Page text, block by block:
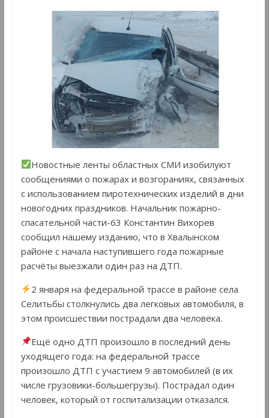
Новостные ленты областных СМИ изобилуют
сообщениями о пожарах и возгораниях, связанных
с использованием пиротехнических изделий в дни
новогодних праздников. Начальник пожарно-
спасательной части-63 Константин Вихорев
сообщил нашему изданию, что в Хвалынском
районе с начала наступившего года пожарные
расчёты выезжали один раз на ДТП.
2 января на федеральной трассе в районе села
Селитьбы столкнулись два легковых автомобиля, в
этом происшествии пострадали два человека.
Ещё одно ДТП произошло в последний день
уходящего года: на федеральной трассе
произошло ДТП с участием 9 автомобилей (в их
числе грузовики-большегрузы). Пострадал один
человек, который от госпитализации отказался.